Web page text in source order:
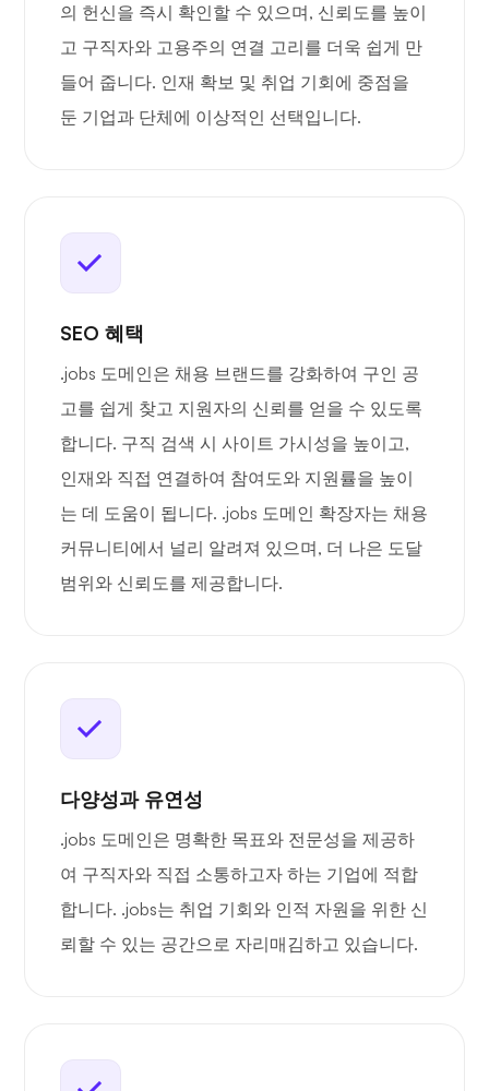
의 헌신을 즉시 확인할 수 있으며, 신뢰도를 높이
고 구직자와 고용주의 연결 고리를 더욱 쉽게 만
들어 줍니다. 인재 확보 및 취업 기회에 중점을
둔 기업과 단체에 이상적인 선택입니다.
SEO 혜택
.jobs 도메인은 채용 브랜드를 강화하여 구인 공
고를 쉽게 찾고 지원자의 신뢰를 얻을 수 있도록
합니다. 구직 검색 시 사이트 가시성을 높이고,
인재와 직접 연결하여 참여도와 지원률을 높이
는 데 도움이 됩니다. .jobs 도메인 확장자는 채용
커뮤니티에서 널리 알려져 있으며, 더 나은 도달
범위와 신뢰도를 제공합니다.
다양성과 유연성
.jobs 도메인은 명확한 목표와 전문성을 제공하
여 구직자와 직접 소통하고자 하는 기업에 적합
합니다. .jobs는 취업 기회와 인적 자원을 위한 신
뢰할 수 있는 공간으로 자리매김하고 있습니다.